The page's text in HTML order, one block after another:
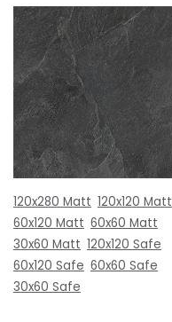
120x280 Matt 120x120 Matt
60x120 Matt 60x60 Matt
30x60 Matt 120x120 Safe
60x120 Safe 60x60 Safe
30x60 Safe